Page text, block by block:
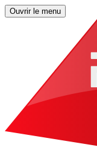
Ouvrir le menu